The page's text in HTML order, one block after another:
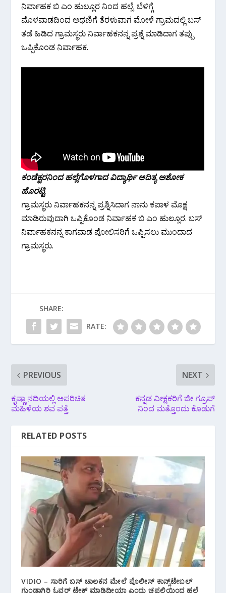
ನಿರ್ವಾಹಕ ಬಿ ಎಂ ಹುಲ್ಲೂರ ನಿಂದ ಹಲ್ಲೆ. ಬೆಳಿಗ್ಗೆ
ಮೊಳವಾಡದಿಂದ ಅಥಣಿಗೆ ತೆರಳುವಾಗ ಮೋಳೆ ಗ್ರಾಮದಲ್ಲಿ ಬಸ್
ತಡೆ ಹಿಡಿದ ಗ್ರಾಮಸ್ಥರು ನಿರ್ವಾಹಕನನ್ನ ಪ್ರಶ್ನೆ ಮಾಡಿದಾಗ ತಪ್ಪು
ಒಪ್ಪಿಕೊಂಡ ನಿರ್ವಾಹಕ.
ಕಂಡೆಕ್ಟರನಿಂದ ಹಲ್ಲೆಗೊಳಗಾದ ವಿದ್ಯಾರ್ಥಿ ಆದಿತ್ಯ ಅಶೋಕ‌
ಹೊರಟ್ಟಿ
ಗ್ರಾಮಸ್ಥರು ನಿರ್ವಾಹಕನನ್ನ ಪ್ರಶ್ನಿಸಿದಾಗ ನಾನು ಕಪಾಳ ಮೊಕ್ಷ
ಮಾಡಿರುವುದಾಗಿ ಒಪ್ಪಿಕೊಂಡ ನಿರ್ವಾಹಕ ಬಿ ಎಂ ಹುಲ್ಲೂರ. ಬಸ್
ನಿರ್ವಾಹಕನನ್ನ ಕಾಗವಾಡ ಪೋಲಿಸರಿಗೆ ಒಪ್ಪಿಸಲು ಮುಂದಾದ
ಗ್ರಾಮಸ್ಥರು.
SHARE:
RATE:
PREVIOUS
ಕೃಷ್ಣಾ ನದಿಯಲ್ಲಿ ಅಪರಿಚಿತ
ಮಹಿಳೆಯ ಶವ ಪತ್ತೆ
NEXT
ಕನ್ನಡ ವೀಕ್ಷಕರಿಗೆ ಜೀ ಗ್ರೂಪ್‌
ನಿಂದ ಮತ್ತೊಂದು ಕೊಡುಗೆ
RELATED POSTS
VIDIO – ಸಾರಿಗೆ ಬಸ್ ಚಾಲಕನ ಮೇಲೆ ಪೊಲೀಸ್ ಕಾನ್ಸ್‌ಟೇಬಲ್
ಗುಂಡಾಗಿರಿ ಓವರ್ ಟೇಕ್ ಮಾಡಿದ್ದೀಯಾ ಎಂದು ಚಪ್ಪಲಿಯಿಂದ ಹಲ್ಲೆ